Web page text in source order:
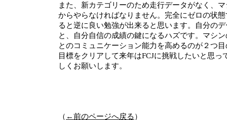
また、新カテゴリーのため走行データがなく、
からやらなければなりません。完全にゼロの状
ると逆に良い勉強が出来ると思います。自分の
と、自分自信の成績の鍵になるハズです。マシ
とのコミュニケーション能力を高めるのが２つ
目標をクリアして来年はFCJに挑戦したいと思っ
しくお願いします。
（ ←前のページへ戻る ）